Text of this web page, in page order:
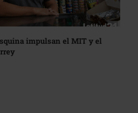
impulsan el MIT y el